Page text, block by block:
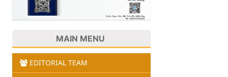
MAIN MENU
EDITORIAL TEAM